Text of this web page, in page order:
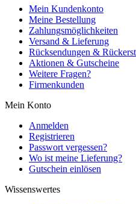
Mein Kundenkonto
Meine Bestellung
Zahlungsmöglichkeiten
Versand & Lieferung
Rücksendungen &
Aktionen & Gutscheine
Weitere Fragen?
Firmenkunden
Mein Konto
Anmelden
Registrieren
Passwort vergessen?
Wo ist meine Lieferung?
Gutschein einlösen
Wissenswertes